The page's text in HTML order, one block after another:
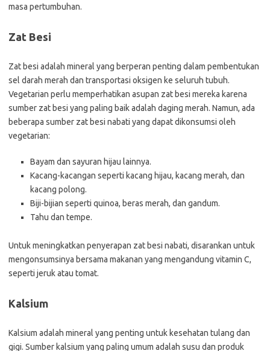
masa pertumbuhan.
Zat Besi
Zat besi adalah mineral yang berperan penting dalam pembentukan
sel darah merah dan transportasi oksigen ke seluruh tubuh.
Vegetarian perlu memperhatikan asupan zat besi mereka karena
sumber zat besi yang paling baik adalah daging merah. Namun, ada
beberapa sumber zat besi nabati yang dapat dikonsumsi oleh
vegetarian:
Bayam dan sayuran hijau lainnya.
Kacang-kacangan seperti kacang hijau, kacang merah, dan
kacang polong.
Biji-bijian seperti quinoa, beras merah, dan gandum.
Tahu dan tempe.
Untuk meningkatkan penyerapan zat besi nabati, disarankan untuk
mengonsumsinya bersama makanan yang mengandung vitamin C,
seperti jeruk atau tomat.
Kalsium
Kalsium adalah mineral yang penting untuk kesehatan tulang dan
gigi. Sumber kalsium yang paling umum adalah susu dan produk